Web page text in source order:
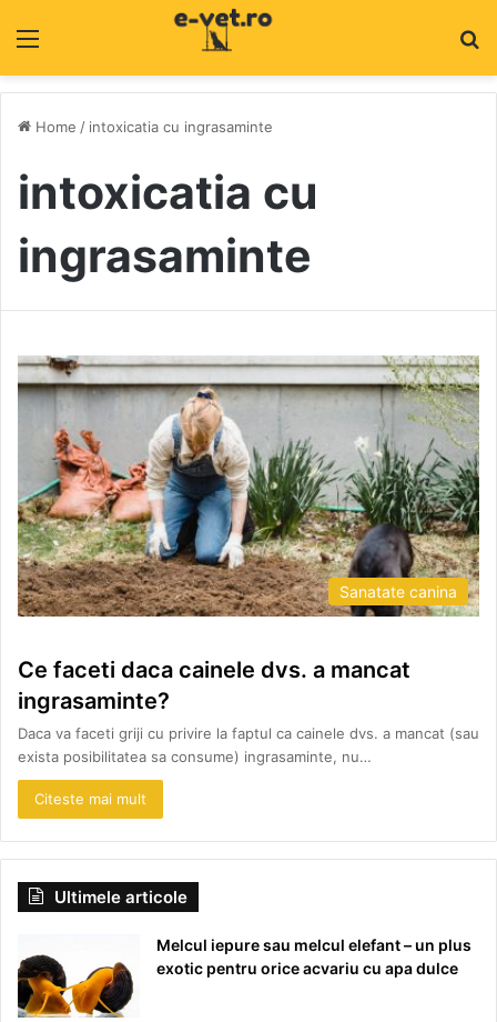
Home / intoxicatia cu ingrasaminte
intoxicatia cu
ingrasaminte
Sanatate canina
Ce faceti daca cainele dvs. a mancat
ingrasaminte?
Daca va faceti griji cu privire la faptul ca cainele dvs. a mancat (sau
exista posibilitatea sa consume) ingrasaminte, nu…
Citeste mai mult
Ultimele articole
Melcul iepure sau melcul elefant – un plus
exotic pentru orice acvariu cu apa dulce